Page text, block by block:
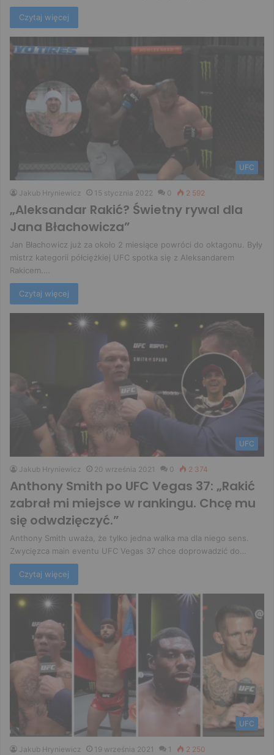
Czytaj więcej
UFC
Jakub Hryniewicz 15 stycznia 2022 0 2 592
„Aleksandar Rakić? Świetny rywal dla
Jana Błachowicza”
Jan Błachowicz już za około 2 miesiące powróci do oktagonu. Były
mistrz kategorii półciężkiej UFC spotka się z Aleksandarem
Rakicem.…
Czytaj więcej
UFC
Jakub Hryniewicz 20 września 2021 0 2 374
Anthony Smith po UFC Vegas 37: „Rakić
zabrał mi miejsce w rankingu. Chcę mu
się odwdzięczyć.”
Anthony Smith uważa, że tylko jedna walka ma dla niego sens.
Zwycięzca main eventu UFC Vegas 37 chce doprowadzić do…
Czytaj więcej
UFC
Jakub Hryniewicz 19 września 2021 1 2 250